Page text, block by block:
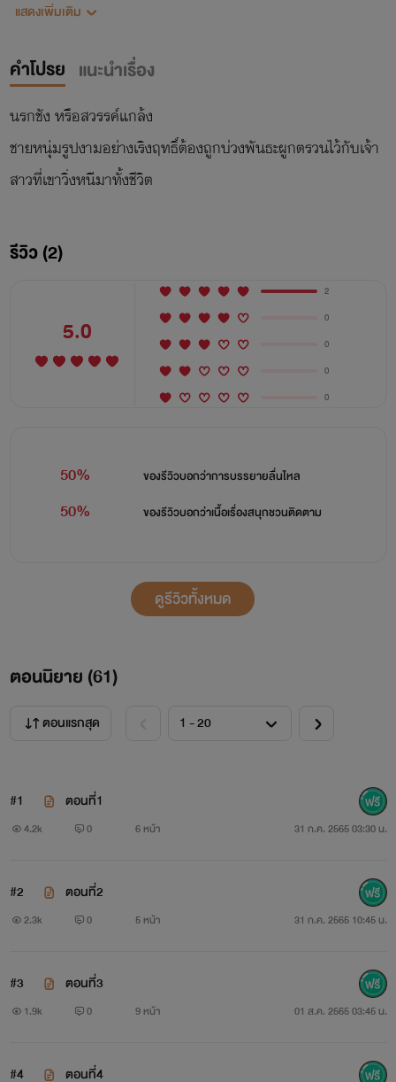
พี่ชาย
แสดงเพิ่มเติม
คำโปรย แนะนำเรื่อง
นรกชัง หรือสวรรค์แกล้ง
ชายหนุ่มรูปงามอย่างเริงฤทธิ์ต้องถูกบ่วงพันธะผูกตรวนไว้กับเจ้า
สาวที่เขาวิ่งหนีมาทั้งชีวิต
รีวิว (2)
5.0
2
0
0
0
0
50% ของรีวิวบอกว่าการบรรยายลื่นไหล
50% ของรีวิวบอกว่าเนื้อเรื่องสนุกชวนติดตาม
ดูรีวิวทั้งหมด
ตอนนิยาย (61)
ตอนแรกสุด
#1 ตอนที่1
4.2k 0 6 หน้า 31 ก.ค. 2565 03:30 น.
#2 ตอนที่2
2.3k 0 5 หน้า 31 ก.ค. 2565 10:45 น.
#3 ตอนที่3
1.9k 0 9 หน้า 01 ส.ค. 2565 03:45 น.
#4 ตอนที่4